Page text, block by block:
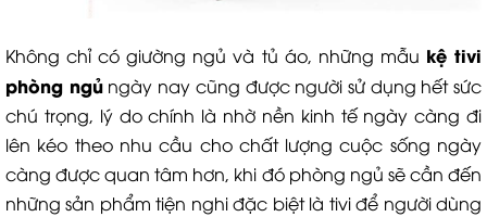
Không chỉ có giường ngủ và tủ áo, những mẫu kệ tivi
phòng ngủngày nay cũng được người sử dụng hết sức
chú trọng, lý do chính là nhờ nền kinh tế ngày càng đi
lên kéo theo nhu cầu cho chất lượng cuộc sống ngày
càng được quan tâm hơn, khi đó phòng ngủ sẽ cần đến
những sản phẩm tiện nghi đặc biệt là tivi để người dùng